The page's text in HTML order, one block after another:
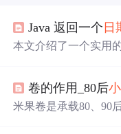
Java 返回一个 日
本文介绍了一个实用
法支持24小时制，并
误。
卷的作用_80后
米果卷是承载80、90